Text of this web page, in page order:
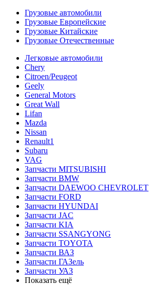
Грузовые автомобили
Грузовые Европейские
Грузовые Китайские
Грузовые Отечественные
Легковые автомобили
Chery
Citroen/Peugeot
Geely
General Motors
Great Wall
Lifan
Mazda
Nissan
Renault1
Subaru
VAG
Запчасти MITSUBISHI
Запчасти BMW
Запчасти DAEWOO CHEVROLET
Запчасти FORD
Запчасти HYUNDAI
Запчасти JAC
Запчасти KIA
Запчасти SSANGYONG
Запчасти TOYOTA
Запчасти ВАЗ
Запчасти ГАЗель
Запчасти УАЗ
Показать ещё